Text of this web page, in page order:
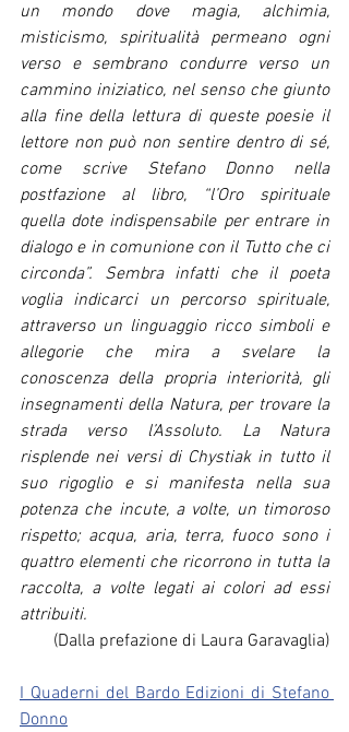
un mondo dove magia, alchimia,
misticismo, spiritualità permeano ogni
verso e sembrano condurre verso un
cammino iniziatico, nel senso che giunto
alla fine della lettura di queste poesie il
lettore non può non sentire dentro di sé,
come scrive Stefano Donno nella
postfazione al libro, “l’Oro spirituale
quella dote indispensabile per entrare in
dialogo e in comunione con il Tutto che ci
circonda”. Sembra infatti che il poeta
voglia indicarci un percorso spirituale,
attraverso un linguaggio ricco simboli e
allegorie che mira a svelare la
conoscenza della propria interiorità, gli
insegnamenti della Natura, per trovare la
strada verso l’Assoluto. La Natura
risplende nei versi di Chystiak in tutto il
suo rigoglio e si manifesta nella sua
potenza che incute, a volte, un timoroso
rispetto; acqua, aria, terra, fuoco sono i
quattro elementi che ricorrono in tutta la
raccolta, a volte legati ai colori ad essi
attribuiti.
(Dalla prefazione di Laura Garavaglia)
I Quaderni del Bardo Edizioni di Stefano
Donno